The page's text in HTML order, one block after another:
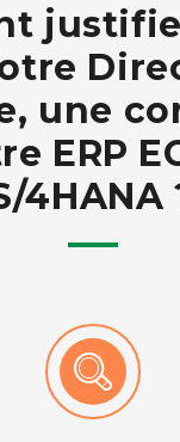
une
ERP
4HANA